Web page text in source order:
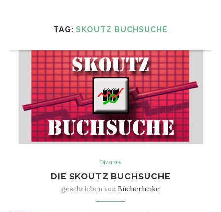
TAG: SKOUTZ BUCHSUCHE
Diverses
DIE SKOUTZ BUCHSUCHE
geschrieben von Bücherheike